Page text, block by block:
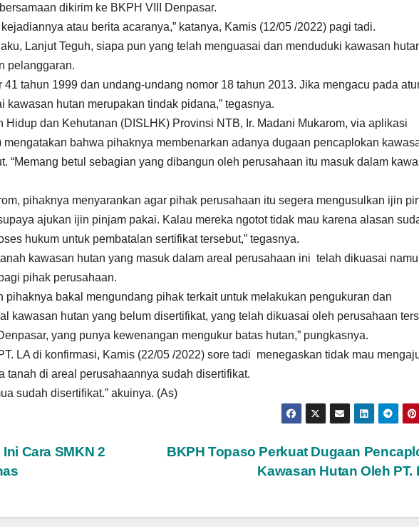
dikirim ke BKPH VIII Denpasar.
atau berita acaranya,” katanya, Kamis (12/05 /2022) pagi tadi.
Lanjut Teguh, siapa pun yang telah menguasai dan menduduki kawasan
pelanggaran.
41 tahun 1999 dan undang-undang nomor 18 tahun 2013. Jika mengacu pada
kawasan hutan merupakan tindak pidana,” tegasnya.
Hidup dan Kehutanan (DISLHK) Provinsi NTB, Ir. Madani Mukarom, via aplikasi
bahwa pihaknya membenarkan adanya dugaan pencaplokan
“Memang betul sebagian yang dibangun oleh perusahaan itu masuk dalam
pihaknya menyarankan agar pihak perusahaan itu segera mengusulkan ijin
ajukan ijin pinjam pakai. Kalau mereka ngotot tidak mau karena alasan
hukum untuk pembatalan sertifikat tersebut,” tegasnya.
kawasan hutan yang masuk dalam areal perusahaan ini telah dikuasai
pihak perusahaan.
pihaknya bakal mengundang pihak terkait untuk melakukan pengukuran dan
kawasan hutan yang belum disertifikat, yang telah dikuasai oleh perusahaan
yang punya kewenangan mengukur batas hutan,” pungkasnya.
LA di konfirmasi, Kamis (22/05 /2022) sore tadi menegaskan tidak mau
tanah di areal perusahaannya sudah disertifikat.
sudah disertifikat.” akuinya. (As)
BKPH Topaso Perkuat Dugaan
Kawasan Hutan Oleh PT.
Cara SMKN 2